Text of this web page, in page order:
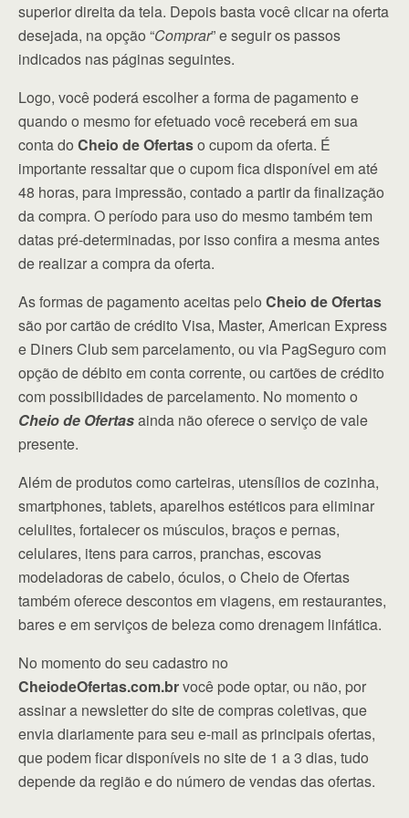
superior direita da tela. Depois basta você clicar na oferta
desejada, na opção “Comprar” e seguir os passos
indicados nas páginas seguintes.
Logo, você poderá escolher a forma de pagamento e
quando o mesmo for efetuado você receberá em sua
conta do Cheio de Ofertaso cupom da oferta. É
importante ressaltar que o cupom fica disponível em até
48 horas, para impressão, contado a partir da finalização
da compra. O período para uso do mesmo também tem
datas pré-determinadas, por isso confira a mesma antes
de realizar a compra da oferta.
As formas de pagamento aceitas pelo Cheio de Ofertas
são por cartão de crédito Visa, Master, American Express
e Diners Club sem parcelamento, ou via PagSeguro com
opção de débito em conta corrente, ou cartões de crédito
com possibilidades de parcelamento. No momento o
Cheio de Ofertasainda não oferece o serviço de vale
presente.
Além de produtos como carteiras, utensílios de cozinha,
smartphones, tablets, aparelhos estéticos para eliminar
celulites, fortalecer os músculos, braços e pernas,
celulares, itens para carros, pranchas, escovas
modeladoras de cabelo, óculos, o Cheio de Ofertas
também oferece descontos em viagens, em restaurantes,
bares e em serviços de beleza como drenagem linfática.
No momento do seu cadastro no
CheiodeOfertas.com.brvocê pode optar, ou não, por
assinar a newsletter do site de compras coletivas, que
envia diariamente para seu e-mail as principais ofertas,
que podem ficar disponíveis no site de 1 a 3 dias, tudo
depende da região e do número de vendas das ofertas.